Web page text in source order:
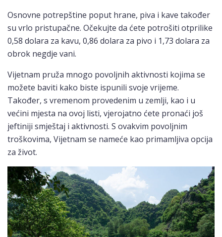
Osnovne potrepštine poput hrane, piva i kave također
su vrlo pristupačne. Očekujte da ćete potrošiti otprilike
0,58 dolara za kavu, 0,86 dolara za pivo i 1,73 dolara za
obrok negdje vani.
Vijetnam pruža mnogo povoljnih aktivnosti kojima se
možete baviti kako biste ispunili svoje vrijeme.
Također, s vremenom provedenim u zemlji, kao i u
većini mjesta na ovoj listi, vjerojatno ćete pronaći još
jeftiniji smještaj i aktivnosti. S ovakvim povoljnim
troškovima, Vijetnam se nameće kao primamljiva opcija
za život.